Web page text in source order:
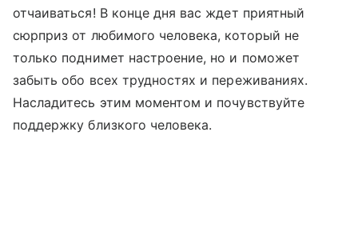
отчаиваться! В конце дня вас ждет приятный
сюрприз от любимого человека, который не
только поднимет настроение, но и поможет
забыть обо всех трудностях и переживаниях.
Насладитесь этим моментом и почувствуйте
поддержку близкого человека.